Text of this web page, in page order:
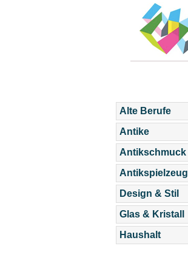
Alte Berufe
Antike
Antikschmuck
Antikspielzeug
Design & Stil
Glas & Kristall
Haushalt